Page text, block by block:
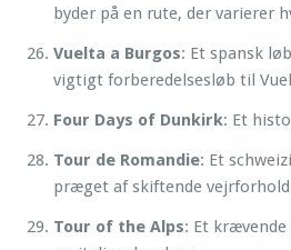
byder på en rute, der varierer
Vuelta a Burgos: Et spansk
vigtigt forberedelsesløb til
Four Days of Dunkirk: Et
Tour de Romandie: Et
præget af skiftende
Tour of the Alps: Et